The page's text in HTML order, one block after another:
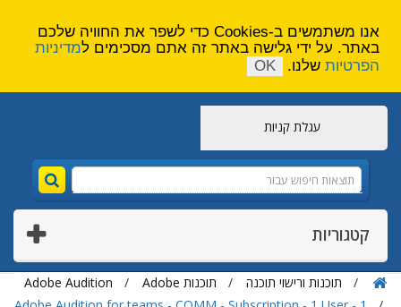
עגלת קניות
קטגוריות
תוכנות ורישוי תוכנה תוכנות Adobe
Adobe Audition
אנו משתמשים ב-Cookies כדי לשפר את החוויה שלכם
באתר. על ידי גלישה באתר זה אתם מסכימים למדיניות
הפרטיות שלנו. OK